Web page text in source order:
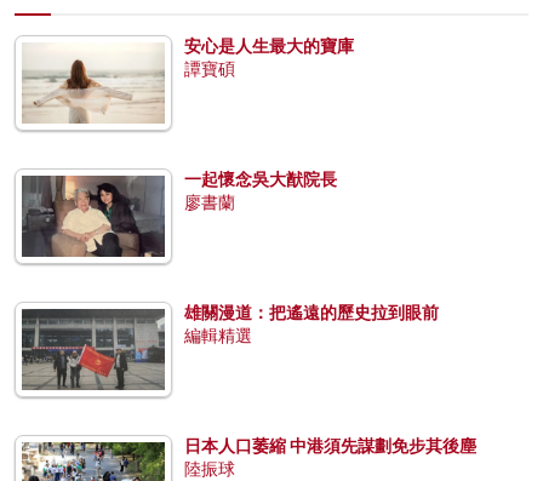
安心是人生最大的寶庫
譚寶碩
一起懷念吳大猷院長
廖書蘭
雄關漫道：把遙遠的歷史拉到眼前
編輯精選
日本人口萎縮 中港須先謀劃免步其後塵
陸振球